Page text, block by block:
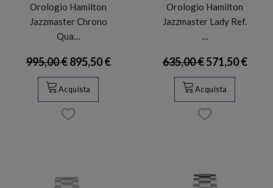
Orologio Hamilton
Jazzmaster Chrono
Qua…
995,00 €895,50 €
Acquista
Orologio Hamilton
Jazzmaster Lady Ref.
…
635,00 €571,50 €
Acquista